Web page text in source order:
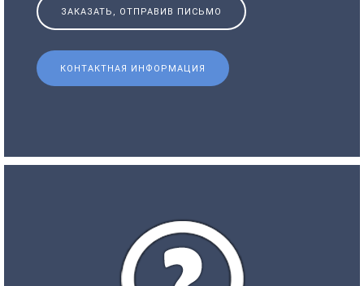
ЗАКАЗАТЬ, ОТПРАВИВ ПИСЬМО
КОНТАКТНАЯ ИНФОРМАЦИЯ